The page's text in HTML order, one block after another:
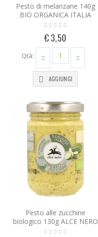
Pesto di melanzane 140g
BIO ORGANICA ITALIA
€ 3,50
Qtà:
AGGIUNGI
Pesto alle zucchine
biologico 130g ALCE NERO